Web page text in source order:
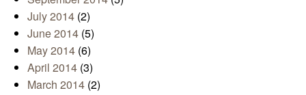
July 2014 (2)
June 2014 (5)
May 2014 (6)
April 2014 (3)
March 2014 (2)